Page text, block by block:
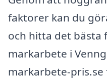
faktorer kan du
och hitta det
markarbete i
markarbete-